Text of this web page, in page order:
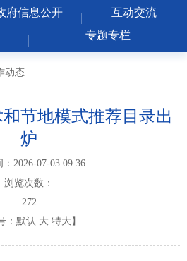
府信息公开
互动交流
专题专栏
动态
节地模式推荐目录出
炉
：2026-07-03 09:36
浏览次数：
272
： 默认 大 特大 】